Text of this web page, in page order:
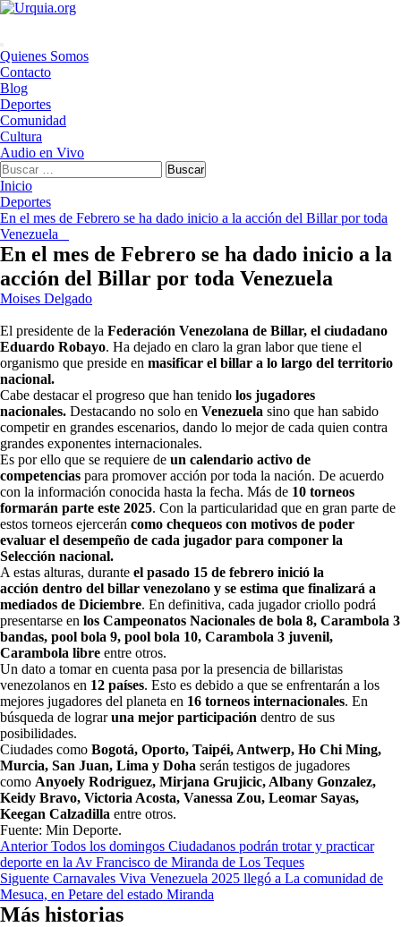
Saltar
Menú
principal
Quienes Somos
Contacto
Blog
Deportes
Comunidad
Cultura
Audio en Vivo
Buscar:
Inicio
Deportes
En el mes de Febrero se ha dado inicio a la acción del Billar por toda
Venezuela
En el mes de Febrero se ha dado inicio a la
acción del Billar por toda Venezuela
Moises Delgado
El presidente de la Federación Venezolana de Billar, el ciudadano
Eduardo Robayo. Ha dejado en claro la gran labor que tiene el
organismo que preside en masificar el billar a lo largo del territorio
nacional.
Cabe destacar el progreso que han tenido los jugadores
nacionales. Destacando no solo en Venezuela sino que han sabido
competir en grandes escenarios, dando lo mejor de cada quien contra
grandes exponentes internacionales.
Es por ello que se requiere de un calendario activo de
competencias para promover acción por toda la nación. De acuerdo
con la información conocida hasta la fecha. Más de 10 torneos
formarán parte este 2025. Con la particularidad que en gran parte de
estos torneos ejercerán como chequeos con motivos de poder
evaluar el desempeño de cada jugador para componer la
Selección nacional.
A estas alturas, durante el pasado 15 de febrero inició la
acción dentro del billar venezolano y se estima que finalizará a
mediados de Diciembre. En definitiva, cada jugador criollo podrá
presentarse en los Campeonatos Nacionales de bola 8, Carambola 3
bandas, pool bola 9, pool bola 10, Carambola 3 juvenil,
Carambola libre entre otros.
Un dato a tomar en cuenta pasa por la presencia de billaristas
venezolanos en 12 países. Esto es debido a que se enfrentarán a los
mejores jugadores del planeta en 16 torneos internacionales. En
búsqueda de lograruna mejor participación dentro de sus
posibilidades.
Ciudades como Bogotá, Oporto, Taipéi, Antwerp, Ho Chi Ming,
Murcia, San Juan, Lima y Doha serán testigos de jugadores
como Anyoely Rodriguez, Mirjana Grujicic, Albany Gonzalez,
Keidy Bravo, Victoria Acosta, Vanessa Zou, Leomar Sayas,
Keegan Calzadilla entre otros.
Fuente: Min Deporte.
Navegación
de
entradas
AnteriorTodos los domingos Ciudadanos podrán trotar y practicar
deporte en la Av Francisco de Miranda de Los Teques
Siguente Carnavales Viva Venezuela 2025 llegó a La comunidad de
Mesuca, en Petare del estado Miranda
Más historias